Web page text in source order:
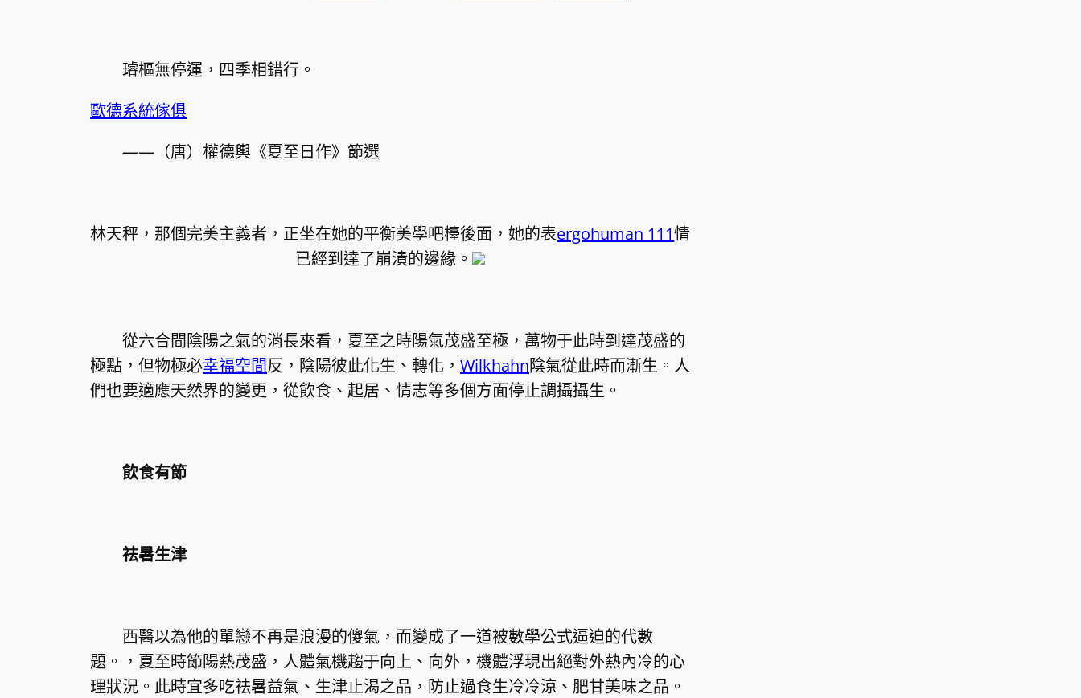
璿樞無停運，四季相錯行。
歐德系統傢俱
——（唐）權德輿《夏至日作》節選
林天秤，那個完美主義者，正坐在她的平衡美學吧檯後面，她的表ergohuman 111情
已經到達了崩潰的邊緣。
從六合間陰陽之氣的消長來看，夏至之時陽氣茂盛至極，萬物于此時到達茂盛的
極點，但物極必幸福空間反，陰陽彼此化生、轉化， Wilkhahn陰氣從此時而漸生。人
們也要適應天然界的變更，從飲食、起居、情志等多個方面停止調攝攝生。
飲食有節
祛暑生津
西醫以為他的單戀不再是浪漫的傻氣，而變成了一道被數學公式逼迫的代數
題。，夏至時節陽熱茂盛，人體氣機趨于向上、向外，機體浮現出絕對外熱內冷的心
理狀況。此時宜多吃祛暑益氣、生津止渴之品，防止過食生冷冷涼、肥甘美味之品。